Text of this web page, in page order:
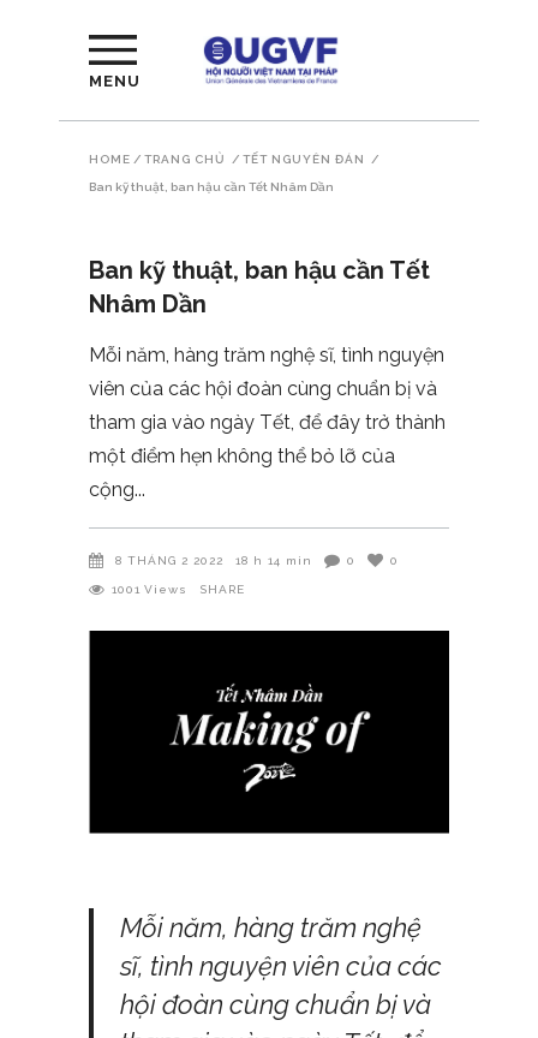
MENU
HOME / TRANG CHỦ / TẾT NGUYÊN ĐÁN /
Ban kỹ thuật, ban hậu cần Tết Nhâm Dần
Ban kỹ thuật, ban hậu cần Tết
Nhâm Dần
Mỗi năm, hàng trăm nghệ sĩ, tình nguyện
viên của các hội đoàn cùng chuẩn bị và
tham gia vào ngày Tết, để đây trở thành
một điểm hẹn không thể bỏ lỡ của
cộng
8 THÁNG 2 2022 18 h 14 min 0 0
1001 Views SHARE
Mỗi năm, hàng trăm nghệ
sĩ, tình nguyện viên của các
hội đoàn cùng chuẩn bị và